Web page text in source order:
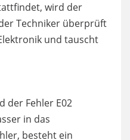
wird der
Techniker überprüft
und tauscht
der Fehler E02
in das
besteht ein